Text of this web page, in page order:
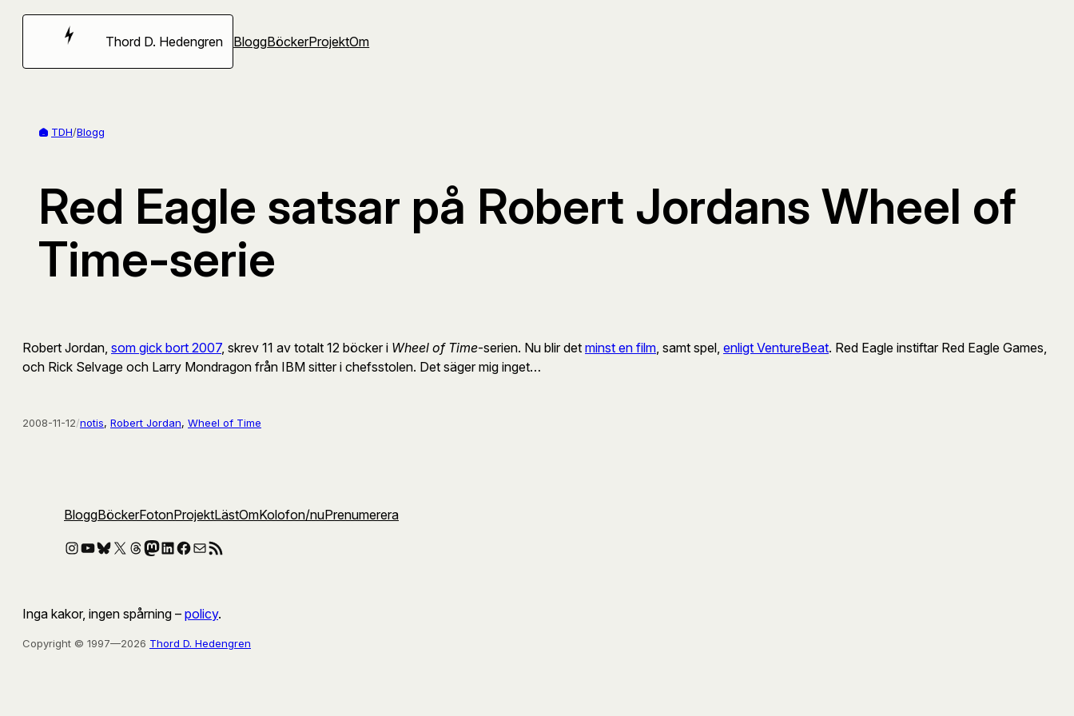
Hoppa
Thord D. Hedengren BloggBöckerProjektOm
TDH/Blogg
Red Eagle satsar på Robert Jordans Wheel of
Time-serie
Robert Jordan, som gick bort 2007, skrev 11 av totalt 12 böcker i Wheel of Time-serien. Nu blir det minst en film , samt spel, enligt VentureBeat. Red Eagle instiftar Red Eagle Games,
och Rick Selvage och Larry Mondragon från IBM sitter i chefsstolen. Det säger mig inget…
2008-11-12/notis, Robert Jordan, Wheel of Time
BloggBöckerFotonProjektLästOmKolofon/nuPrenumerera
Instagram
YouTube
Bluesky
X Threads
Mastodon
LinkedIn
Facebook
E-postRSS-flöde
Inga kakor, ingen spårning – policy.
Copyright © 1997—2026 Thord D. Hedengren